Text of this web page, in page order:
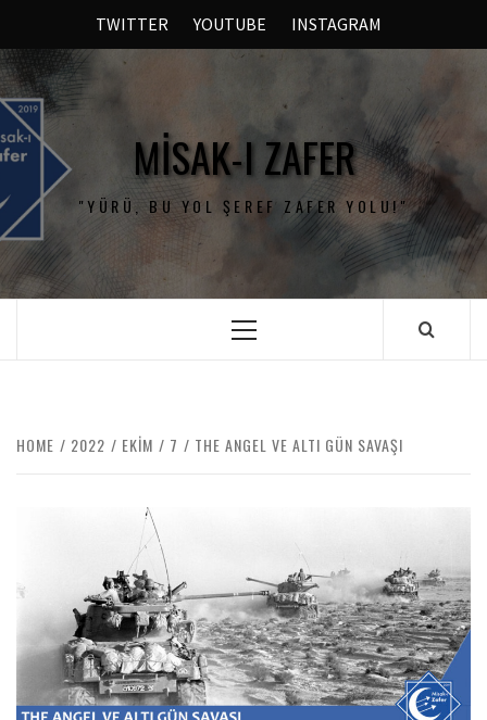
TWITTER YOUTUBE INSTAGRAM
MISAK-I ZAFER
"YÜRÜ, BU YOL ŞEREF ZAFER YOLU!"
HOME 2022 EKIM 7 THE ANGEL VE ALTI GÜN SAVAŞI